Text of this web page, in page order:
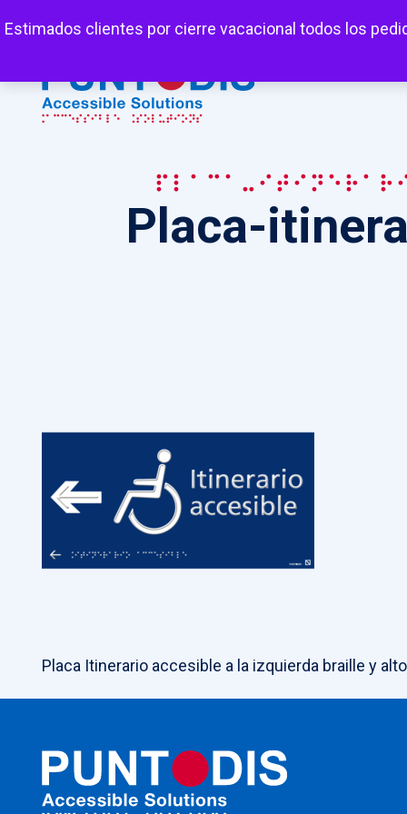
Estimados clientes por cierre vacacional todos los
Mi cuenta Carrito Favoritos
Placa-
Placa-
Placa Itinerario accesible a la izquierda braille y